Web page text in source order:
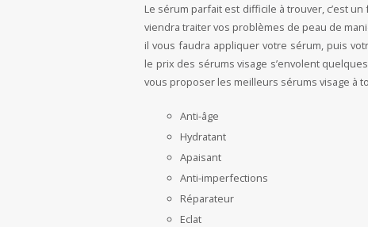
Le sérum parfait est difficile à trouver, c’est
viendra traiter vos problèmes de peau de
il vous faudra appliquer votre sérum, puis
le prix des sérums visage s’envolent
vous proposer les meilleurs sérums visage à
Anti-âge
Hydratant
Apaisant
Anti-imperfections
Réparateur
Eclat